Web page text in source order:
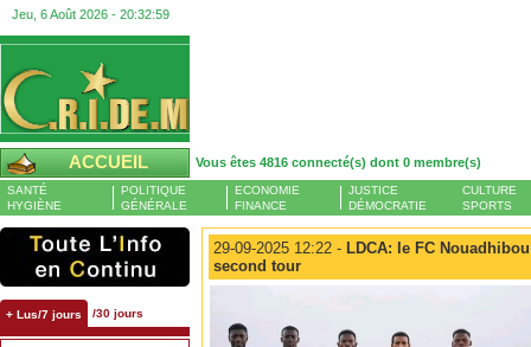
Jeu, 6 Août 2026 - 20:32:59
ACCUEIL Vous êtes 4816 connecté(s) dont 0 membre(s)
SANTÉ
HYGIÈNE
POLITIQUE
GÉNÉRALE
ECONOMIE
FINANCE
JUSTICE
DÉMOCRATIE
CULTURE
SPORTS
+ Lus/7 jours /30 jours
29-09-2025 12:22 - LDCA: le FC
second tour